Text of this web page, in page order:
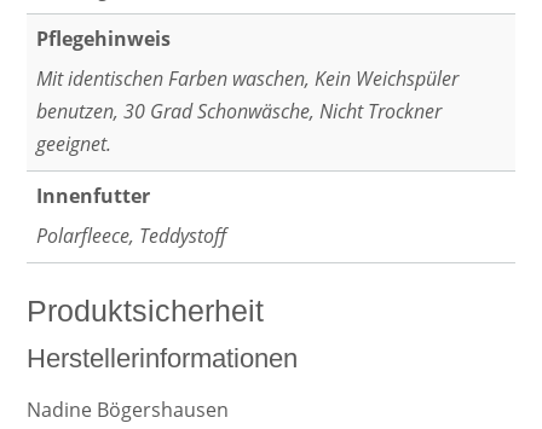
Pflegehinweis
Mit identischen Farben waschen, Kein Weichspüler
benutzen, 30 Grad Schonwäsche, Nicht Trockner
geeignet.
Innenfutter
Polarfleece, Teddystoff
Produktsicherheit
Herstellerinformationen
Nadine Bögershausen